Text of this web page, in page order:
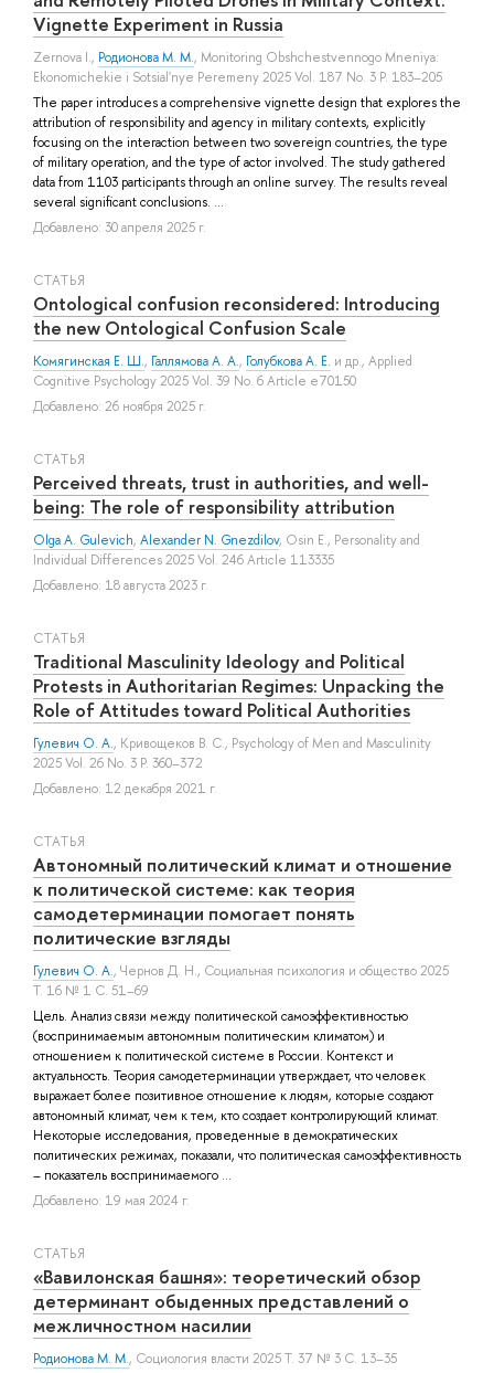
Vignette Experiment in Russia
Zernova I., Родионова М. М., Monitoring Obshchestvennogo Mneniya:
Ekonomichekie i Sotsial'nye Peremeny 2025 Vol. 187 No. 3 P. 183–205
The paper introduces a comprehensive vignette design that explores the
attribution of responsibility and agency in military contexts, explicitly
focusing on the interaction between two sovereign countries, the type
of military operation, and the type of actor involved. The study gathered
data from 1103 participants through an online survey. The results reveal
several significant conclusions. ...
Добавлено: 30 апреля 2025 г.
СТАТЬЯ
Ontological confusion reconsidered: Introducing
the new Ontological Confusion Scale
Комягинская Е. Ш., Галлямова А. А., Голубкова А. Е. и др., Applied
Cognitive Psychology 2025 Vol. 39 No. 6 Article e70150
Добавлено: 26 ноября 2025 г.
СТАТЬЯ
Perceived threats, trust in authorities, and well-
being: The role of responsibility attribution
Olga A. Gulevich, Alexander N. Gnezdilov, Osin E., Personality and
Individual Differences 2025 Vol. 246 Article 113335
Добавлено: 18 августа 2023 г.
СТАТЬЯ
Traditional Masculinity Ideology and Political
Protests in Authoritarian Regimes: Unpacking the
Role of Attitudes toward Political Authorities
Гулевич О. А., Кривощеков В. С., Psychology of Men and Masculinity
2025 Vol. 26 No. 3 P. 360–372
Добавлено: 12 декабря 2021 г.
СТАТЬЯ
Автономный политический климат и отношение
к политической системе: как теория
самодетерминации помогает понять
политические взгляды
Гулевич О. А., Чернов Д. Н., Социальная психология и общество 2025
Т. 16 № 1 С. 51–69
Цель. Анализ связи между политической самоэффективностью
(воспринимаемым автономным политическим климатом) и
отношением к политической системе в России. Контекст и
актуальность. Теория самодетерминации утверждает, что человек
выражает более позитивное отношение к людям, которые создают
автономный климат, чем к тем, кто создает контролирующий климат.
Некоторые исследования, проведенные в демократических
политических режимах, показали, что политическая самоэффективность
– показатель воспринимаемого ...
Добавлено: 19 мая 2024 г.
СТАТЬЯ
«Вавилонская башня»: теоретический обзор
детерминант обыденных представлений о
межличностном насилии
Родионова М. М., Социология власти 2025 Т. 37 № 3 С. 13–35